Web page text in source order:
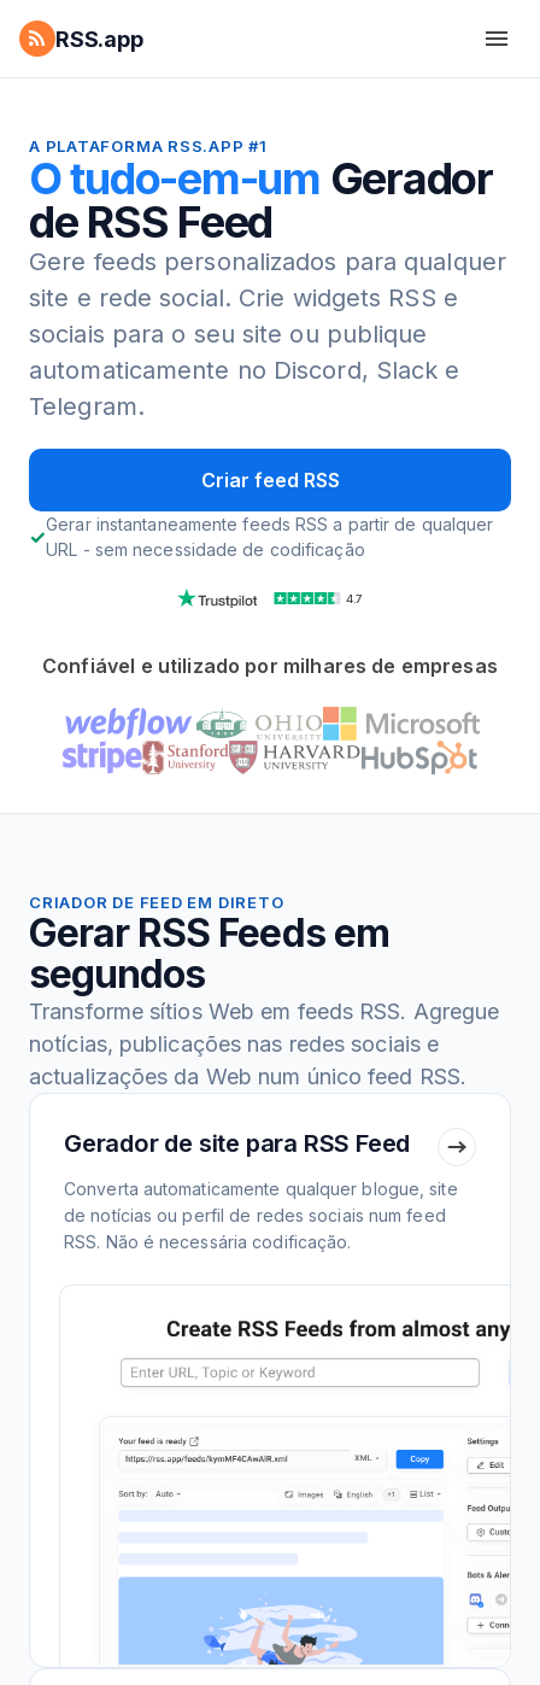
RSS.app
A PLATAFORMA RSS.APP #1
O tudo-em-um Gerador
de RSS Feed
Gere feeds personalizados para qualquer
site e rede social. Crie widgets RSS e
sociais para o seu site ou publique
automaticamente no Discord, Slack e
Telegram.
Criar feed RSS
Gerar instantaneamente feeds RSS a partir de qualquer
URL - sem necessidade de codificação
4.7
Confiável e utilizado por milhares de empresas
CRIADOR DE FEED EM DIRETO
Gerar RSS Feeds em
segundos
Transforme sítios Web em feeds RSS. Agregue
notícias, publicações nas redes sociais e
actualizações da Web num único feed RSS.
Gerador de site para RSS Feed
Converta automaticamente qualquer blogue, site
de notícias ou perfil de redes sociais num feed
RSS. Não é necessária codificação.